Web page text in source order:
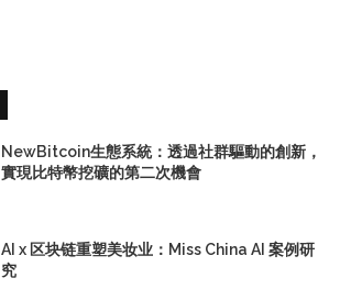
NewBitcoin生態系統：透過社群驅動的創新，
實現比特幣挖礦的第二次機會
AI x 区块链重塑美妆业：Miss China AI 案例研
究